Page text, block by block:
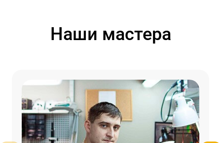
Наши мастера